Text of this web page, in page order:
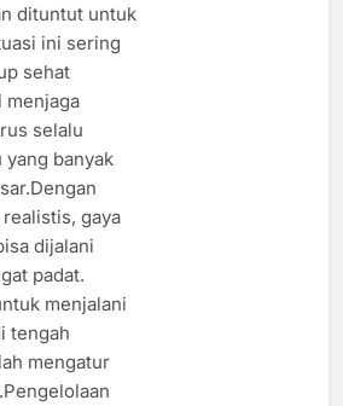
dituntut untuk
ini sering
sehat
menjaga
selalu
yang banyak
gaya
dijalani
padat.
menjalani
tengah
mengatur